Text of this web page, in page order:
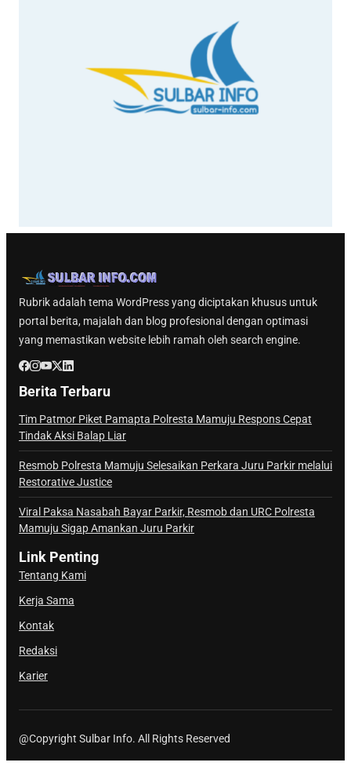
Rubrik adalah tema WordPress yang diciptakan khusus untuk
portal berita, majalah dan blog profesional dengan optimasi
yang memastikan website lebih ramah oleh search engine.
Berita Terbaru
Tim Patmor Piket Pamapta Polresta Mamuju Respons Cepat
Tindak Aksi Balap Liar
Resmob Polresta Mamuju Selesaikan Perkara Juru Parkir melalui
Restorative Justice
Viral Paksa Nasabah Bayar Parkir, Resmob dan URC Polresta
Mamuju Sigap Amankan Juru Parkir
Link Penting
Tentang Kami
Kerja Sama
Kontak
Redaksi
Karier
@Copyright Sulbar Info. All Rights Reserved